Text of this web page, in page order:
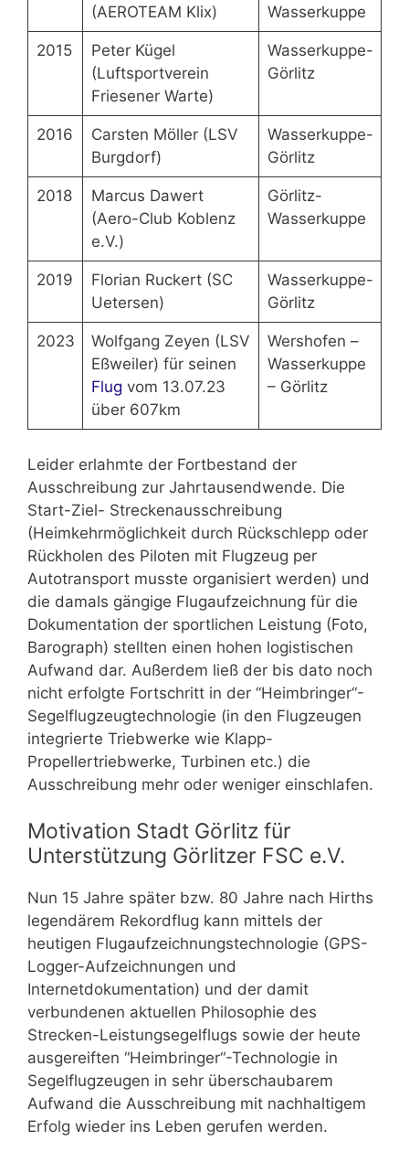
(AEROTEAM Klix)
Wasserkuppe
2015
Peter Kügel
(Luftsportverein
Friesener Warte)
Wasserkuppe-
Görlitz
2016
Carsten Möller (LSV
Burgdorf)
Wasserkuppe-
Görlitz
2018
Marcus Dawert
(Aero-Club Koblenz
e.V.)
Görlitz-
Wasserkuppe
2019
Florian Ruckert (SC
Uetersen)
Wasserkuppe-
Görlitz
2023
Wolfgang Zeyen (LSV
Eßweiler) für seinen
Flug vom 13.07.23
über 607km
Wershofen –
Wasserkuppe
– Görlitz
Leider erlahmte der Fortbestand der
Ausschreibung zur Jahrtausendwende. Die
Start-Ziel- Streckenausschreibung
(Heimkehrmöglichkeit durch Rückschlepp oder
Rückholen des Piloten mit Flugzeug per
Autotransport musste organisiert werden) und
die damals gängige Flugaufzeichnung für die
Dokumentation der sportlichen Leistung (Foto,
Barograph) stellten einen hohen logistischen
Aufwand dar. Außerdem ließ der bis dato noch
nicht erfolgte Fortschritt in der “Heimbringer“-
Segelflugzeugtechnologie (in den Flugzeugen
integrierte Triebwerke wie Klapp-
Propellertriebwerke, Turbinen etc.) die
Ausschreibung mehr oder weniger einschlafen.
Motivation Stadt Görlitz für
Unterstützung Görlitzer FSC e.V.
Nun 15 Jahre später bzw. 80 Jahre nach Hirths
legendärem Rekordflug kann mittels der
heutigen Flugaufzeichnungstechnologie (GPS-
Logger-Aufzeichnungen und
Internetdokumentation) und der damit
verbundenen aktuellen Philosophie des
Strecken-Leistungsegelflugs sowie der heute
ausgereiften “Heimbringer“-Technologie in
Segelflugzeugen in sehr überschaubarem
Aufwand die Ausschreibung mit nachhaltigem
Erfolg wieder ins Leben gerufen werden.